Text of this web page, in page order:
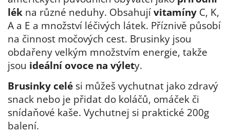
lék na různé neduhy. Obsahují vitamíny C, K,
A a E a množství léčivých látek. Příznivě působí
na činnost močových cest. Brusinky jsou
obdařeny velkým množstvím energie, takže
jsou ideální ovoce na výlety.
Brusinky celé si můžeš vychutnat jako zdravý
snack nebo je přidat do koláčů, omáček či
snídaňové kaše. Vychutnej si praktické 200g
balení.